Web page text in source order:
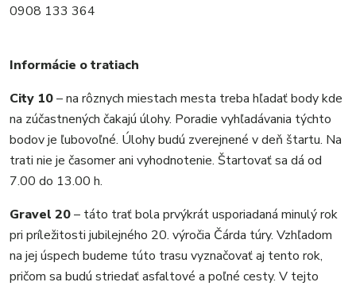
0908 133 364
Informácie o tratiach
City 10– na rôznych miestach mesta treba hľadať body kde
na zúčastnených čakajú úlohy. Poradie vyhľadávania týchto
bodov je ľubovoľné. Úlohy budú zverejnené v deň štartu. Na
trati nie je časomer ani vyhodnotenie. Štartovať sa dá od
7.00 do 13.00 h.
Gravel 20– táto trať bola prvýkrát usporiadaná minulý rok
pri príležitosti jubilejného 20. výročia Čárda túry. Vzhľadom
na jej úspech budeme túto trasu vyznačovať aj tento rok,
pričom sa budú striedať asfaltové a poľné cesty. V tejto